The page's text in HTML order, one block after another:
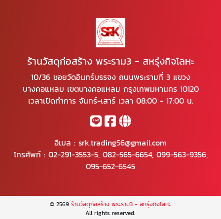
ร้านวัสดุก่อสร้าง พระราม3 - สหรุ่งกิจโลหะ
10/36 ซอยวัดอินทร์บรรจง ถนนพระรามที่ 3 แขวง
บางคอแหลม เขตบางคอแหลม กรุงเทพมหานคร 10120
เวลาเปิดทำการ จันทร์-เสาร์ เวลา 08:00 - 17:00 น.
อีเมล : srk.trading56@gmail.com
โทรศัพท์ : 02-291-3553-5, 082-565-6654, 099-563-9356,
095-652-6545
© 2569ร้านวัสดุก่อสร้าง พระราม3 - สหรุ่งกิจโลหะ
All rights reserved.